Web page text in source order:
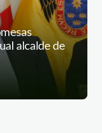
alcalde de